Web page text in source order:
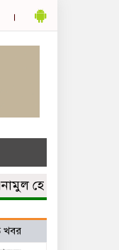
সংবর্ধনা
খবর